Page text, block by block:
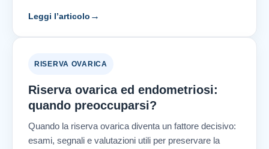
Leggi l’articolo →
RISERVA OVARICA
Riserva ovarica ed endometriosi:
quando preoccuparsi?
Quando la riserva ovarica diventa un fattore decisivo:
esami, segnali e valutazioni utili per preservare la